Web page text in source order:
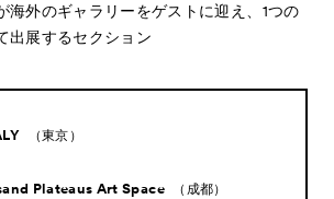
海外のギャラリーをゲストに迎え、 1つの
出展するセクション
（東京）
Plateaus Art Space （成都）